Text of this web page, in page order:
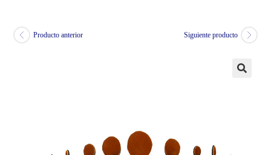
Producto anterior Siguiente producto